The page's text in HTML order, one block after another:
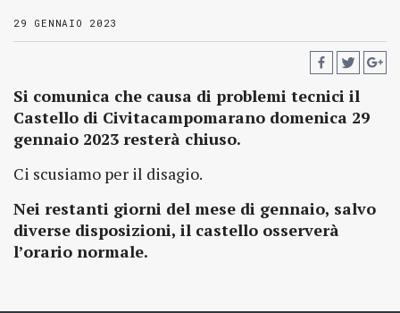
29 GENNAIO 2023
Si comunica che causa di problemi tecnici il
Castello di Civitacampomarano domenica 29
gennaio 2023 resterà chiuso.
Ci scusiamo per il disagio.
Nei restanti giorni del mese di gennaio, salvo
diverse disposizioni, il castello osserverà
l’orario normale.